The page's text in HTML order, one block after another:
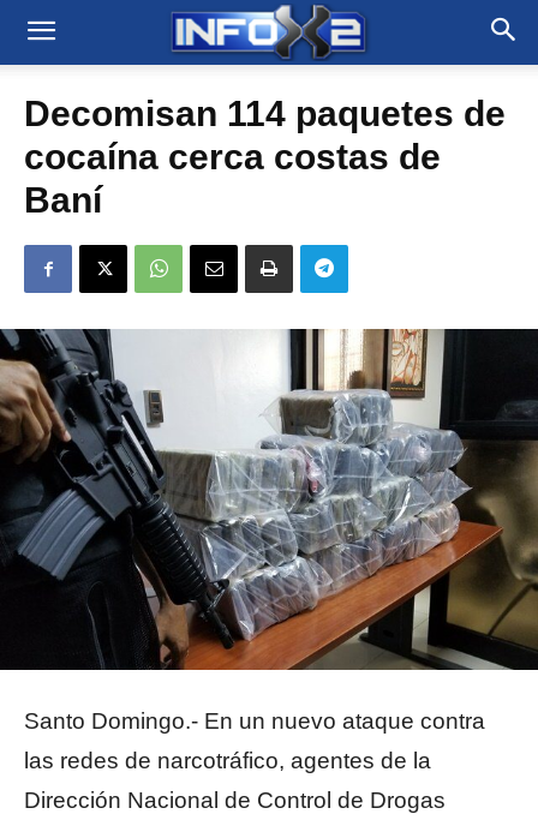
Decomisan 114 paquetes de
cocaína cerca costas de
Baní
Santo Domingo.- En un nuevo ataque contra
las redes de narcotráfico, agentes de la
Dirección Nacional de Control de Drogas